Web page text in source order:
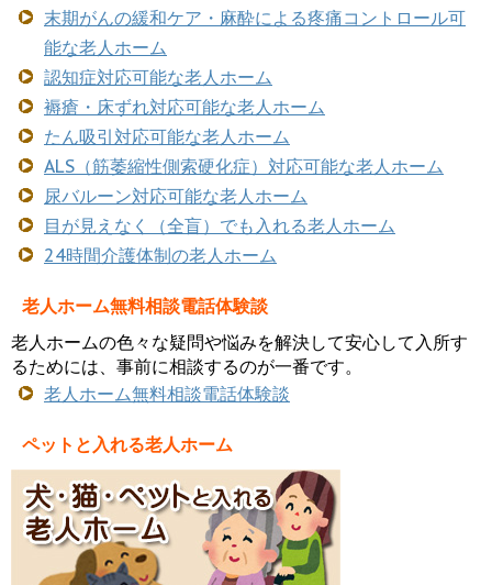
末期がんの緩和ケア・麻酔による疼痛コントロール可
能な老人ホーム
認知症対応可能な老人ホーム
褥瘡・床ずれ対応可能な老人ホーム
たん吸引対応可能な老人ホーム
ALS（筋萎縮性側索硬化症）対応可能な老人ホーム
尿バルーン対応可能な老人ホーム
目が見えなく（全盲）でも入れる老人ホーム
24時間介護体制の老人ホーム
老人ホーム無料相談電話体験談
老人ホームの色々な疑問や悩みを解決して安心して入所す
るためには、事前に相談するのが一番です。
老人ホーム無料相談電話体験談
ペットと入れる老人ホーム